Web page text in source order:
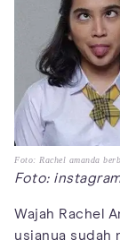
Foto: Rachel amanda
Foto:
Wajah Rachel
usianya sudah